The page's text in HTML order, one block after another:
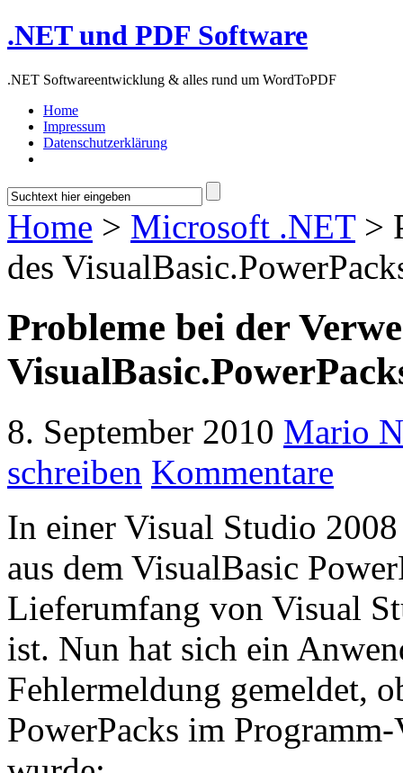
.NET und PDF Software
.NET Softwareentwicklung & alles rund um WordToPDF
Home
Impressum
Datenschutzerklärung
Home > Microsoft .NET>
des
Probleme bei der
8. September 2010 Mario
schreiben Kommentare
In einer Visual Studio
aus dem VisualBasic
Lieferumfang von Visual
ist. Nun hat sich ein
Fehlermeldung gemeldet,
PowerPacks im